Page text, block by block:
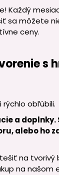
Každý
sa môžete
ceny.
s
obľúbili.
a doplnky.
alebo ho
na
na našom